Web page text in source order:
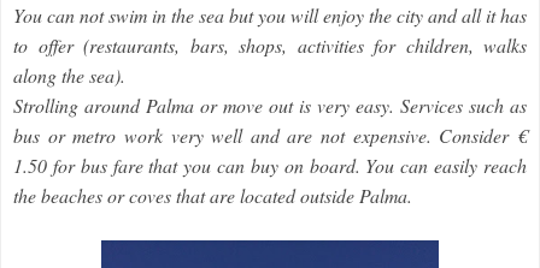
You can not swim in the sea but you will enjoy the city and all it has
to offer (restaurants, bars, shops, activities for children, walks
along the sea).
Strolling around Palma or move out is very easy. Services such as
bus or metro work very well and are not expensive. Consider €
1.50 for bus fare that you can buy on board. You can easily reach
the beaches or coves that are located outside Palma.